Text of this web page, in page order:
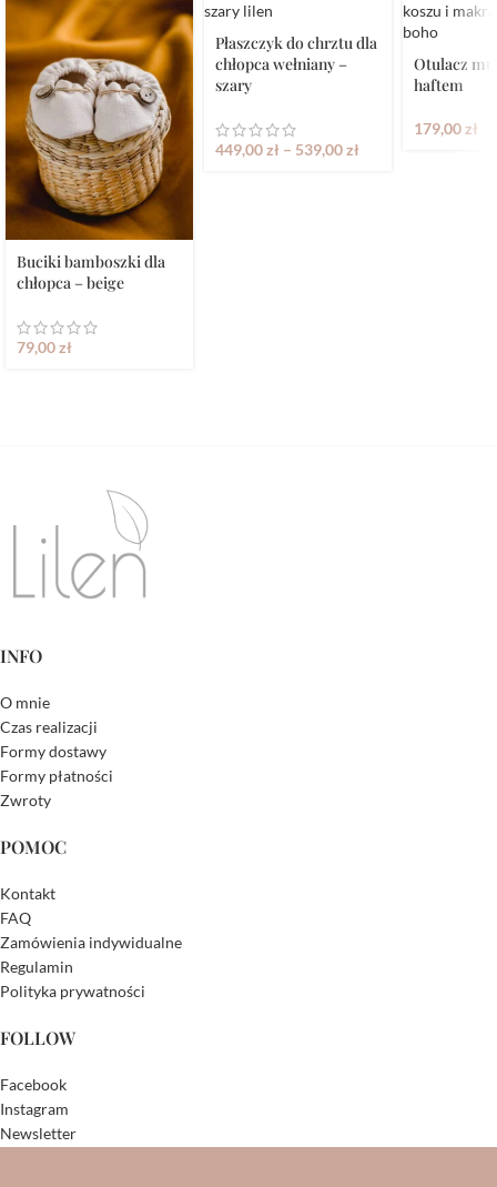
Buciki bamboszki dla
chłopca – beige
79,00zł
Płaszczyk do chrztu dla
chłopca wełniany –
szary
449,00zł – 539,00zł
Otulacz
haftem
179,00 zł
INFO
O mnie
Czas realizacji
Formy dostawy
Formy płatności
Zwroty
POMOC
Kontakt
FAQ
Zamówienia indywidualne
Regulamin
Polityka prywatności
FOLLOW
Facebook
Instagram
Newsletter